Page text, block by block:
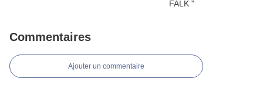
Commentaires
Ajouter un commentaire